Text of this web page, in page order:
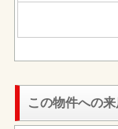
この物件への